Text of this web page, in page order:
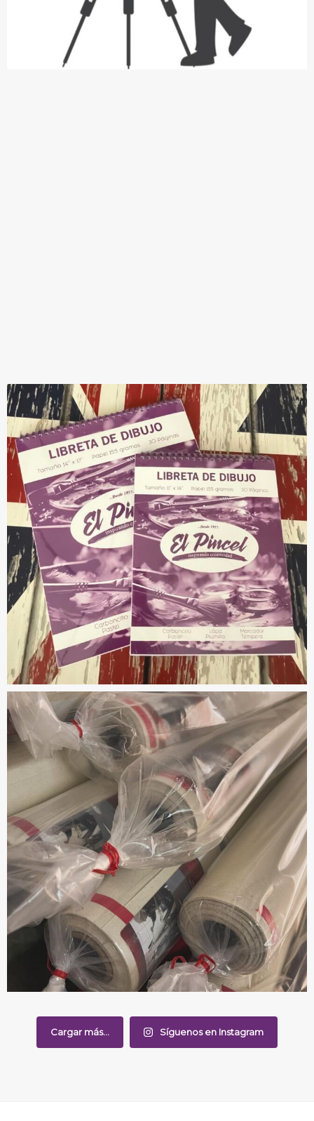
Cargar más... Síguenos en Instagram